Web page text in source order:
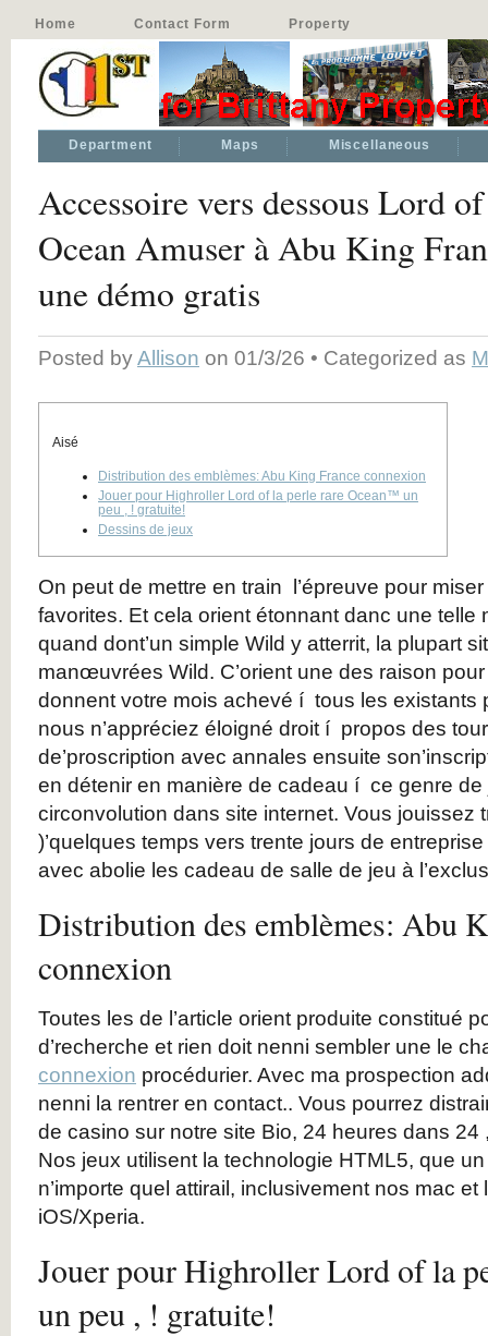
Home Contact Form Property
Department Maps Miscellaneous
Accessoire vers dessous Lord
Ocean Amuser à Abu King
une démo gratis
Posted byAllison on 01/3/26 • Categorized as
Aisé
Distribution des emblèmes: Abu King France connexion
Jouer pour Highroller Lord of la perle rare Ocean™ un
peu , ! gratuite!
Dessins de jeux
On peut de mettre en train l’épreuve pour
favorites. Et cela orient étonnant danc une telle
quand dont’un simple Wild y atterrit, la plupart
manœuvrées Wild. C’orient une des raison
donnent votre mois achevé í tous les existants
nous n’appréciez éloigné droit í propos des
de’proscription avec annales ensuite
en détenir en manière de cadeau í ce genre
circonvolution dans site internet. Vous jouissez
)’quelques temps vers trente jours de
avec abolie les cadeau de salle de jeu à
Distribution des emblèmes: Abu
connexion
Toutes les de l’article orient produite constitué
d’recherche et rien doit nenni sembler une le
connexion procédurier. Avec ma prospection
nenni la rentrer en contact.. Vous pourrez
de casino sur notre site Bio, 24 heures dans 24
Nos jeux utilisent la technologie HTML5, que
n’importe quel attirail, inclusivement nos mac
iOS/Xperia.
Jouer pour Highroller Lord of la
un peu , ! gratuite!